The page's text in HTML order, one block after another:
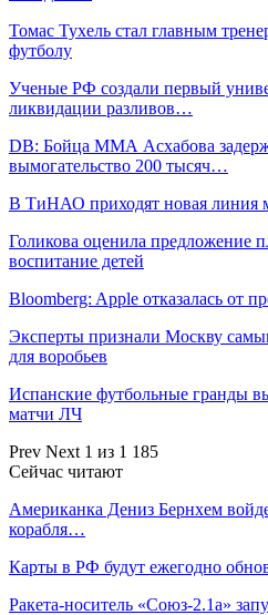
Томас Тухель стал главным
футболу
Ученые РФ создали первый
ликвидации разливов…
DB: Бойца ММА Асхабова
вымогательство 200 тысяч…
В ТиНАО приходят новая линия
Голикова оценила предложение
воспитание детей
Bloomberg: Apple отказалась от
Эксперты признали Москву
для воробьев
Испанские футбольные гранды
матчи ЛЧ
Prev Next 1 из 1 185
Сейчас читают
Американка Дениз Бернхем
корабля…
Карты в РФ будут ежегодно
Ракета-носитель «Союз-2.1а»